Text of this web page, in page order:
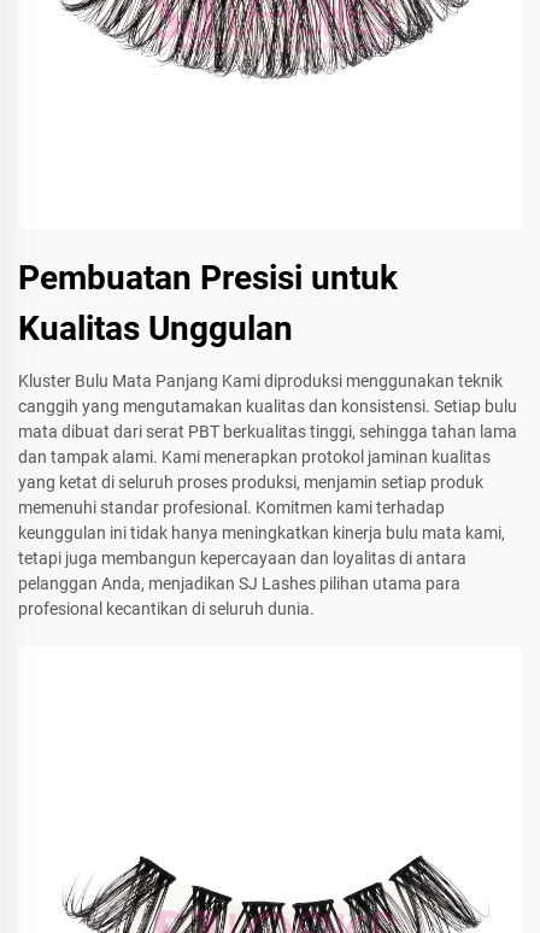
Pembuatan Presisi untuk
Kualitas Unggulan
Kluster Bulu Mata Panjang Kami diproduksi menggunakan teknik
canggih yang mengutamakan kualitas dan konsistensi. Setiap bulu
mata dibuat dari serat PBT berkualitas tinggi, sehingga tahan lama
dan tampak alami. Kami menerapkan protokol jaminan kualitas
yang ketat di seluruh proses produksi, menjamin setiap produk
memenuhi standar profesional. Komitmen kami terhadap
keunggulan ini tidak hanya meningkatkan kinerja bulu mata kami,
tetapi juga membangun kepercayaan dan loyalitas di antara
pelanggan Anda, menjadikan SJ Lashes pilihan utama para
profesional kecantikan di seluruh dunia.